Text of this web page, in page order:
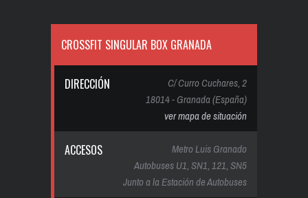
CROSSFIT SINGULAR BOX GRANADA
DIRECCIÓN
C/ Curro Cuchares, 2
18014 - Granada (España)
ver mapa de situación
ACCESOS
Metro Luis Granado
Autobuses U1, SN1, 121, SN5
Junto a la Estación de Autobuses